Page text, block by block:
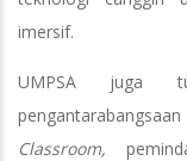
imersif.
UMPSA juga
Classroom,